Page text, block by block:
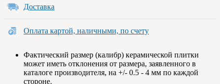
Доставка
Оплата картой, наличными, по счету
Фактический размер (калибр) керамической плитки
может иметь отклонения от размера, заявленного в
каталоге производителя, на +/- 0.5 - 4 мм по каждой
стороне.